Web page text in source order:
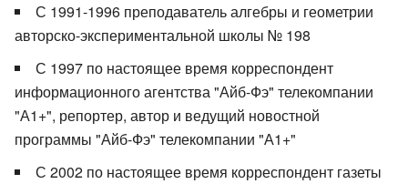
С 1991-1996 преподаватель алгебры и геометрии
авторско-экспериментальной школы № 198
С 1997 по настоящее время корреспондент
информационного агентства "Айб-Фэ" телекомпании
"А1+", репортер, автор и ведущий новостной
программы "Айб-Фэ" телекомпании "А1+"
С 2002 по настоящее время корреспондент газеты